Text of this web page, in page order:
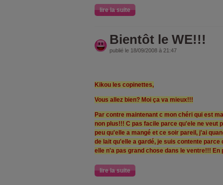
lire la suite
Bientôt le WE!!!
publié le 18/09/2008 à 21:47
Kikou les copinettes,
Vous allez bien? Moi ça va mieux!!!
Par contre maintenant c mon chéri qui est
non plus!!! C pas facile parce qu'ele ne veut
peu qu'elle a mangé et ce soir pareil, j'ai
de lait qu'elle a gardé, je suis contente parce
elle n'a pas grand chose dans le ventre!!! En
lire la suite